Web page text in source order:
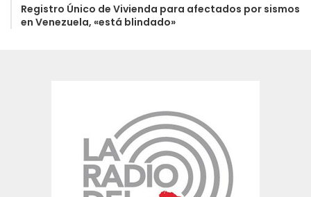
Registro Único de Vivienda para afectados por sismos
en Venezuela, «está blindado»